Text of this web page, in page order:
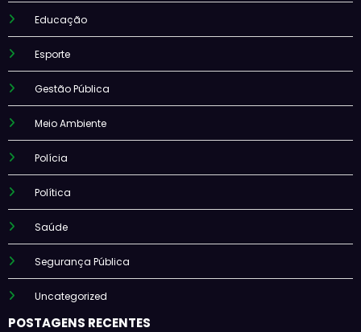
Educação
Esporte
Gestão Pública
Meio Ambiente
Polícia
Política
Saúde
Segurança Pública
Uncategorized
POSTAGENS RECENTES